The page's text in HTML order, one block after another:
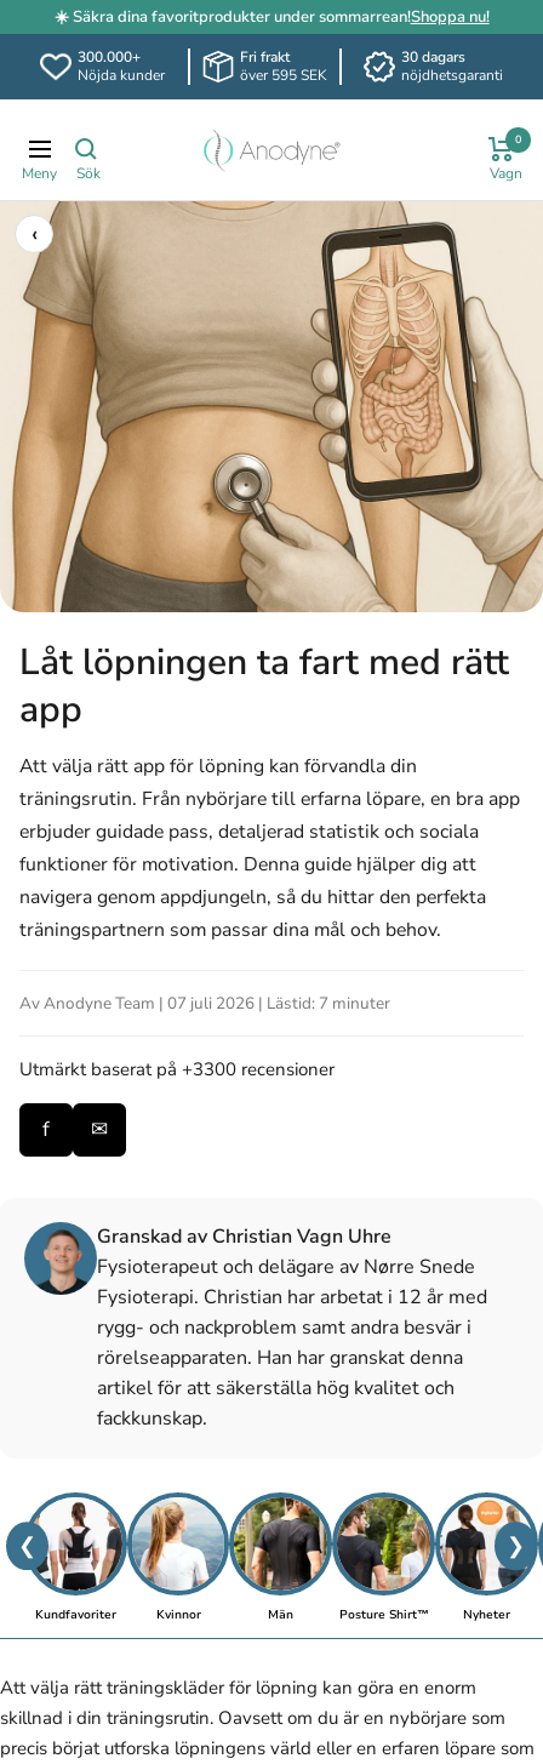
☀️ Säkra dina favoritprodukter under sommarrean!Shoppa nu!
300.000+
Nöjda kunder
Fri frakt
över 595 SEK
30 dagars
nöjdhetsgaranti
innehållet
Navigering
Anodyne.se 0
‹
Låt löpningen ta fart med rätt
app
Att välja rätt app för löpning kan förvandla din
träningsrutin. Från nybörjare till erfarna löpare, en bra app
erbjuder guidade pass, detaljerad statistik och sociala
funktioner för motivation. Denna guide hjälper dig att
navigera genom appdjungeln, så du hittar den perfekta
träningspartnern som passar dina mål och behov.
Av Anodyne Team | 07 juli 2026 | Lästid: 7 minuter
Utmärkt baserat på +3300 recensioner
f ✉
Granskad av Christian Vagn Uhre
Fysioterapeut och delägare av Nørre Snede
Fysioterapi. Christian har arbetat i 12 år med
rygg- och nackproblem samt andra besvär i
rörelseapparaten. Han har granskat denna
artikel för att säkerställa hög kvalitet och
fackkunskap.
❮ ❯
Kundfavoriter Kvinnor Män Posture Shirt™ Nyheter
Att välja rätt träningskläder för löpning kan göra en enorm
skillnad i din träningsrutin. Oavsett om du är en nybörjare som
precis börjat utforska löpningens värld eller en erfaren löpare som